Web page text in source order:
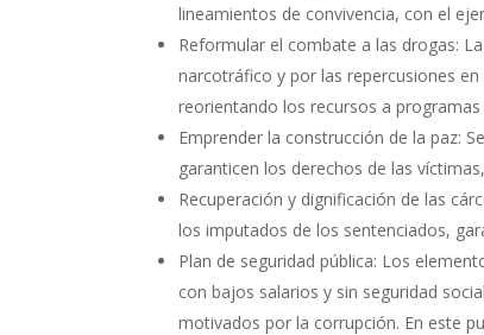
lineamientos de convivencia, con el
Reformular el combate a las drogas:
narcotráfico y por las repercusiones
reorientando los recursos a
Emprender la construcción de la paz:
garanticen los derechos de las
Recuperación y dignificación de las
los imputados de los sentenciados,
Plan de seguridad pública: Los
con bajos salarios y sin seguridad
motivados por la corrupción. En este